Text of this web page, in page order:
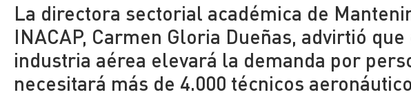
La directora sectorial académica de
INACAP, Carmen Gloria Dueñas, advirtió
industria aérea elevará la demanda por
necesitará más de 4.000 técnicos